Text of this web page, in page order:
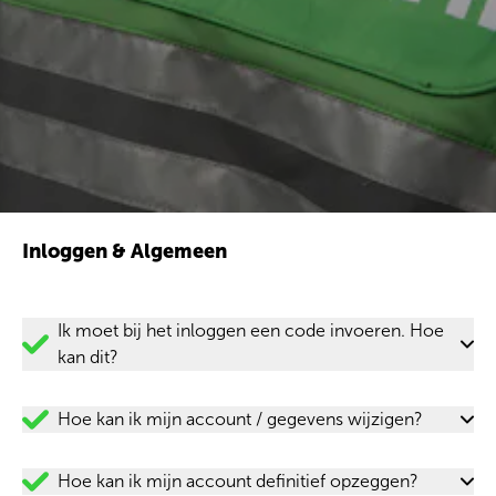
Inloggen & Algemeen
Ik moet bij het inloggen een code invoeren. Hoe
kan dit?
Hoe kan ik mijn account / gegevens wijzigen?
Hoe kan ik mijn account definitief opzeggen?